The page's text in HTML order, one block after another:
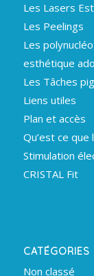
Les Lasers
Les Peelings
Les
esthétique
Les Tâches
Liens utiles
Plan et accès
Qu’est ce
Stimulation
CRISTAL Fit
CATÉGORIES
Non classé